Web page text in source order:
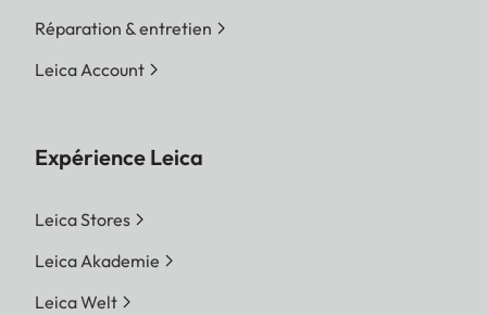
Réparation & entretien
Leica Account
Expérience Leica
Leica Stores
Leica Akademie
Leica Welt